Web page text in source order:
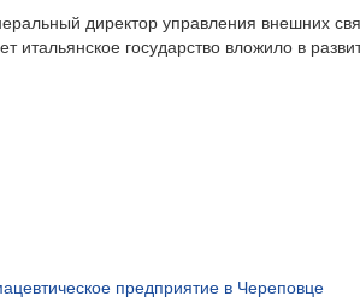
директор управления внешних
итальянское государство вложило в
предприятие в Череповце